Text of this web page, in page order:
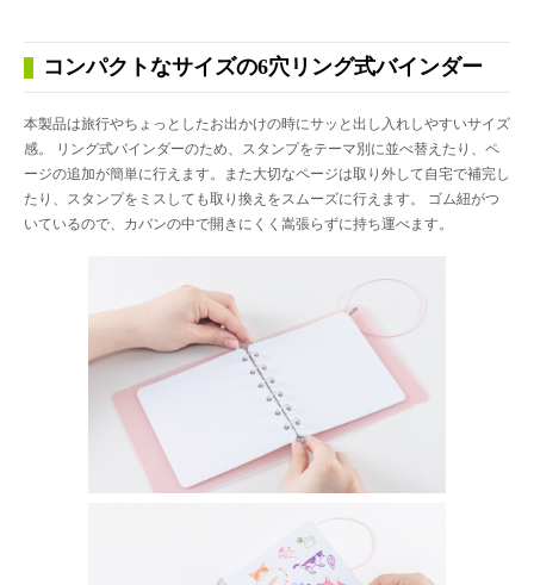
コンパクトなサイズの6穴リング式バインダー
本製品は旅行やちょっとしたお出かけの時にサッと出し入れしやすいサイズ
感。 リング式バインダーのため、スタンプをテーマ別に並べ替えたり、ペ
ージの追加が簡単に行えます。また大切なページは取り外して自宅で補完し
たり、スタンプをミスしても取り換えをスムーズに行えます。 ゴム紐がつ
いているので、カバンの中で開きにくく嵩張らずに持ち運べます。